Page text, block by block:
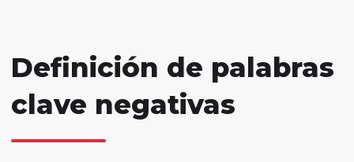
Definición de palabras
clave negativas